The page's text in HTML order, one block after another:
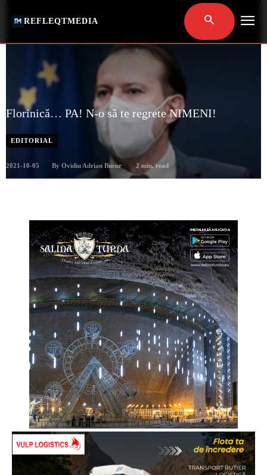
REFLEQTMEDIA
Florinică… PA! N-o să te regrete NIMENI!
EDITORIAL
2021-10-05 By Ovidiu Adrian Bucur 2 min. read